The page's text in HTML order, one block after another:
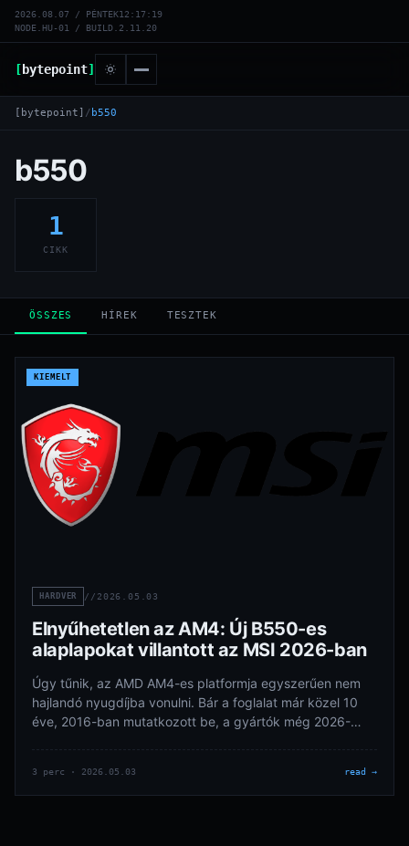
2026.08.07 / PÉNTEK12:17:19
NODE.HU-01 / BUILD.2.11.20
[bytepoint]
[bytepoint] / b550
b550
1
CIKK
ÖSSZES HÍREK TESZTEK
KIEMELT
HARDVER // 2026.05.03
Elnyűhetetlen az AM4: Új B550-es
alaplapokat villantott az MSI 2026-ban
Úgy tűnik, az AMD AM4-es platformja egyszerűen nem
hajlandó nyugdíjba vonulni. Bár a foglalat már közel 10
éve, 2016-ban mutatkozott be, a gyártók még 2026-
3 perc · 2026.05.03 read →